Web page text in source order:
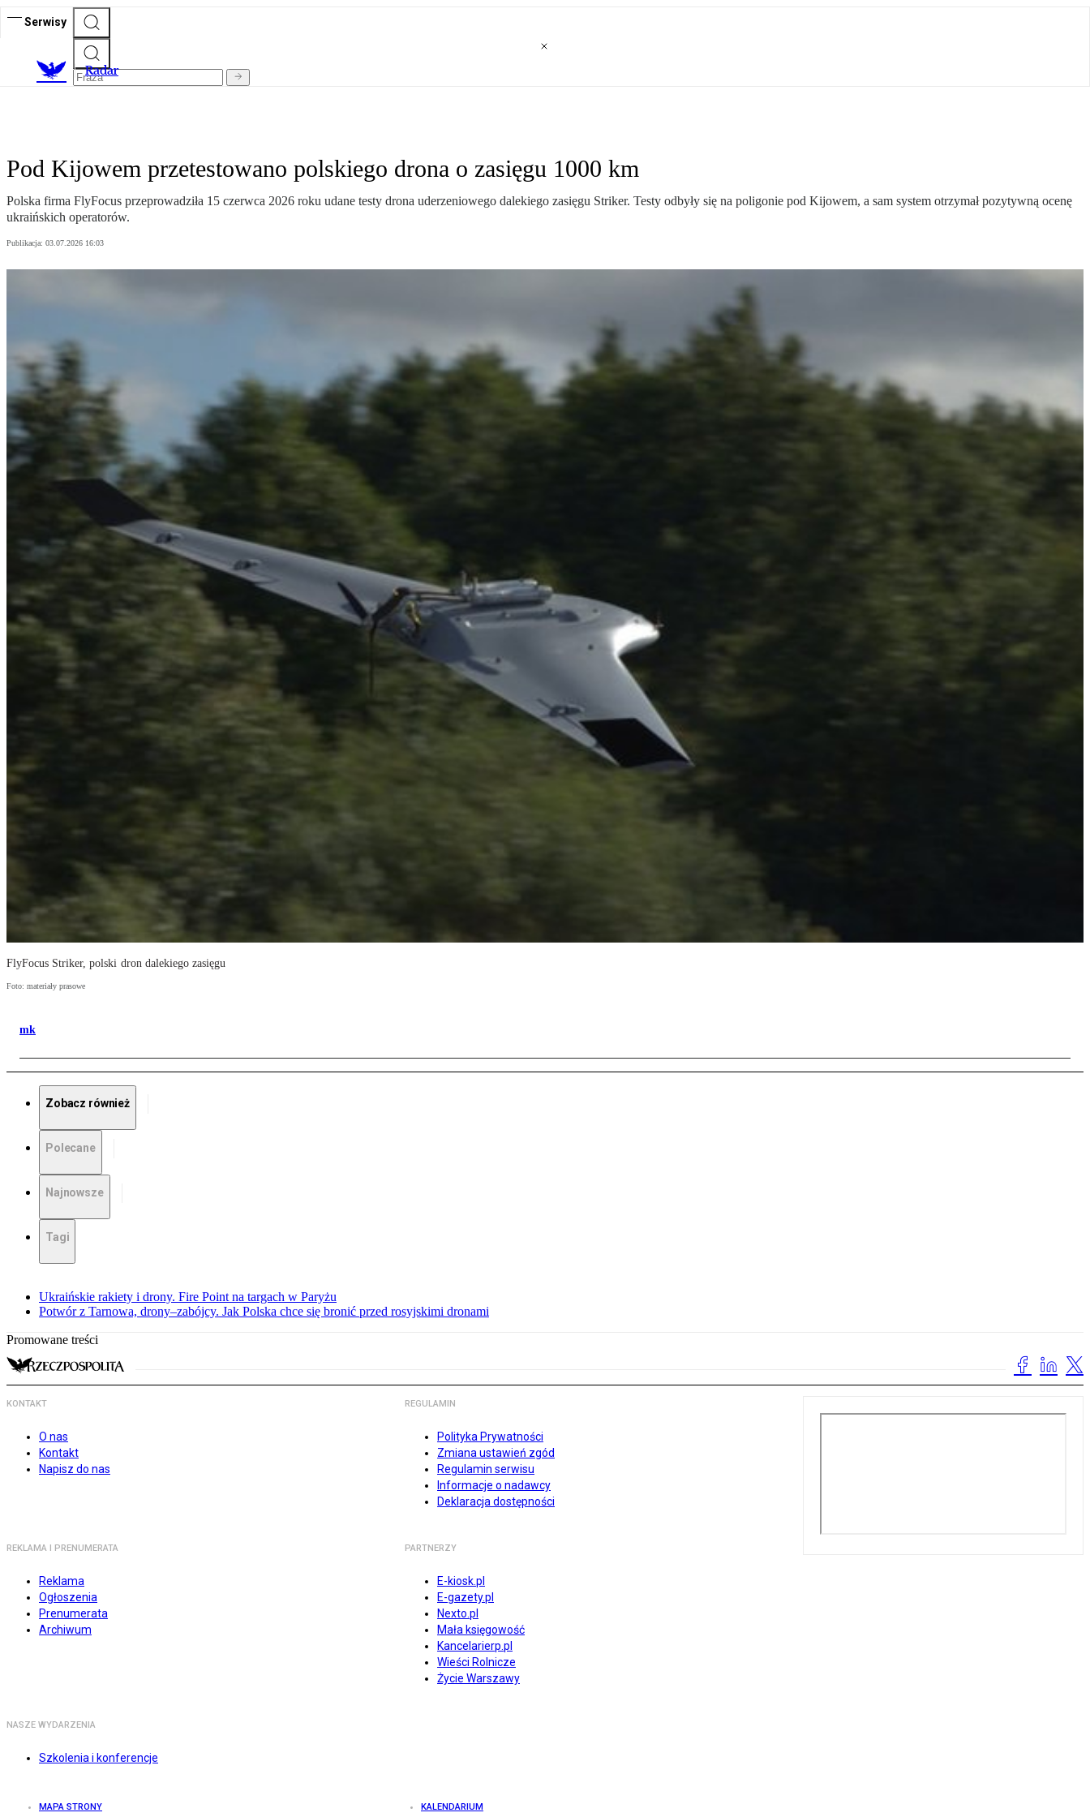
Serwisy
Radar
Pod Kijowem przetestowano polskiego drona o zasięgu 1000 km
Polska firma FlyFocus przeprowadziła 15 czerwca 2026 roku udane testy drona uderzeniowego dalekiego zasięgu Striker. Testy odbyły się na poligonie pod Kijowem, a sam system otrzymał pozytywną ocenę
ukraińskich operatorów.
Publikacja: 03.07.2026 16:03
FlyFocus Striker, polski dron dalekiego zasięgu
Foto: materiały prasowe
mk
Zobacz również
Polecane
Najnowsze
Tagi
Ukraińskie rakiety i drony. Fire Point na targach w Paryżu
Potwór z Tarnowa, drony–zabójcy. Jak Polska chce się bronić przed rosyjskimi dronami
Promowane treści
KONTAKT
O nas
Kontakt
Napisz do nas
REGULAMIN
Polityka Prywatności
Zmiana ustawień zgód
Regulamin serwisu
Informacje o nadawcy
Deklaracja dostępności
REKLAMA I PRENUMERATA
Reklama
Ogłoszenia
Prenumerata
Archiwum
PARTNERZY
E-kiosk.pl
E-gazety.pl
Nexto.pl
Mała księgowość
Kancelarierp.pl
Wieści Rolnicze
Życie Warszawy
NASZE WYDARZENIA
Szkolenia i konferencje
MAPA STRONY KALENDARIUM